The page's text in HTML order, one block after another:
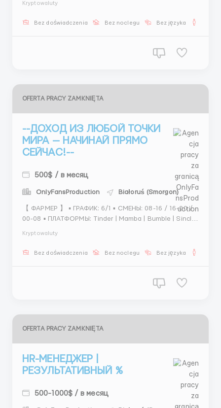
найдёшь не только работу, но и вдохновение 💕 ...
Kryptowaluty
Bez doświadczenia Bez noclegu Bez języka
OFERTA PRACY ZAMKNIĘTA
--ДОХОД ИЗ ЛЮБОЙ ТОЧКИ
МИРА — НАЧИНАЙ ПРЯМО
СЕЙЧАС!--
500$ / в месяц
OnlyFansProduction Białoruś (Smorgon)
【 ФАРМЕР 】 ▪️ ГРАФИК: 6/1 ▪️ СМЕНЫ: 08-16 / 16-00 /
00-08 ▪️ ПЛАТФОРМЫ: Tinder | Mamba | Bumble | Sincle
операторам ▪️ ЗП: 350$ → от 550$ @kristinahrhr1 ...
Kryptowaluty
Bez doświadczenia Bez noclegu Bez języka
OFERTA PRACY ZAMKNIĘTA
HR-МЕНЕДЖЕР |
РЕЗУЛЬТАТИВНЫЙ %
500-1000$ / в месяц